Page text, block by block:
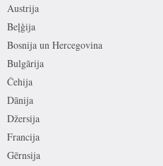
Austrija
Beļģija
Bosnija un Hercegovina
Bulgārija
Čehija
Dānija
Džersija
Francija
Gērnsija